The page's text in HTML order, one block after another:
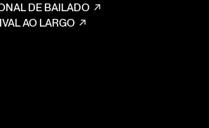
DE BAILADO
AO LARGO